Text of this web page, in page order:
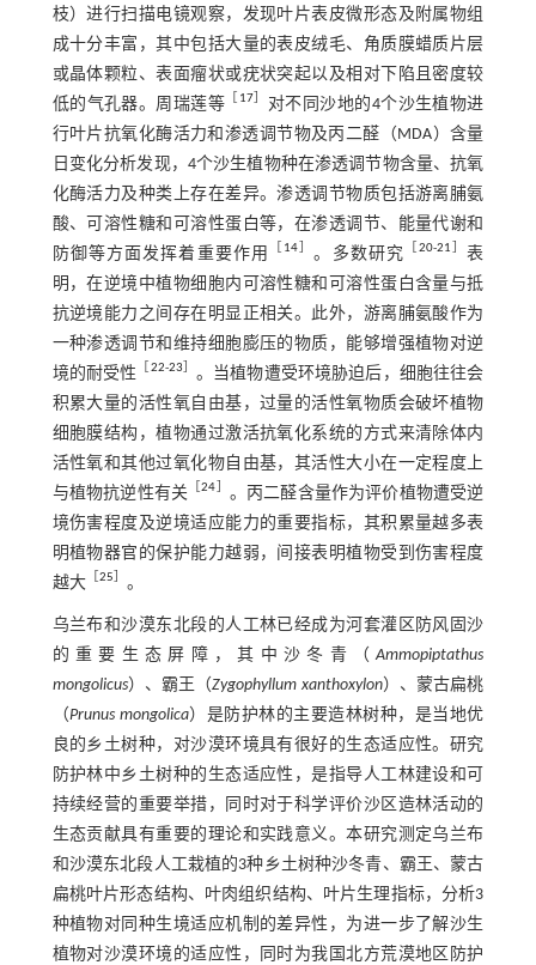
枝）进行扫描电镜观察，发现叶片表皮微形态及附属物组
成十分丰富，其中包括大量的表皮绒毛、角质膜蜡质片层
或晶体颗粒、表面瘤状或疣状突起以及相对下陷且密度较
低的气孔器。周瑞莲等 ［ 17］
对不同沙地的4个沙生植物进
行叶片抗氧化酶活力和渗透调节物及丙二醛（MDA）含量
日变化分析发现，4个沙生植物种在渗透调节物含量、抗氧
化酶活力及种类上存在差异。渗透调节物质包括游离脯氨
酸、可溶性糖和可溶性蛋白等，在渗透调节、能量代谢和
防御等方面发挥着重要作用
［ 14］ 。多数研究 ［20-21］ 表
明，在逆境中植物细胞内可溶性糖和可溶性蛋白含量与抵
抗逆境能力之间存在明显正相关。此外，游离脯氨酸作为
一种渗透调节和维持细胞膨压的物质，能够增强植物对逆
境的耐受性
［22-23］ 。当植物遭受环境胁迫后，细胞往往会
积累大量的活性氧自由基，过量的活性氧物质会破坏植物
细胞膜结构，植物通过激活抗氧化系统的方式来清除体内
活性氧和其他过氧化物自由基，其活性大小在一定程度上
与植物抗逆性有关
［24］ 。丙二醛含量作为评价植物遭受逆
境伤害程度及逆境适应能力的重要指标，其积累量越多表
明植物器官的保护能力越弱，间接表明植物受到伤害程度
越大［25］ 。
乌兰布和沙漠东北段的人工林已经成为河套灌区防风固沙
的重要生态屏障，其中沙冬青（Ammopiptathus
mongolicus）、霸王（Zygophyllum xanthoxylon）、蒙古扁桃
（Prunus mongolica）是防护林的主要造林树种，是当地优
良的乡土树种，对沙漠环境具有很好的生态适应性。研究
防护林中乡土树种的生态适应性，是指导人工林建设和可
持续经营的重要举措，同时对于科学评价沙区造林活动的
生态贡献具有重要的理论和实践意义。本研究测定乌兰布
和沙漠东北段人工栽植的3种乡土树种沙冬青、霸王、蒙古
扁桃叶片形态结构、叶肉组织结构、叶片生理指标，分析3
种植物对同种生境适应机制的差异性，为进一步了解沙生
植物对沙漠环境的适应性，同时为我国北方荒漠地区防护